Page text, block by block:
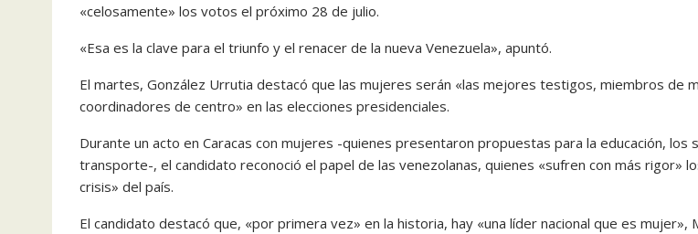
«celosamente» los votos el próximo 28 de julio.
«Esa es la clave para el triunfo y el renacer de la nueva Venezuela», apuntó.
El martes, González Urrutia destacó que las mujeres serán «las mejores testigos, miembros de
coordinadores de centro» en las elecciones presidenciales.
Durante un acto en Caracas con mujeres -quienes presentaron propuestas para la educación, los
transporte-, el candidato reconoció el papel de las venezolanas, quienes «sufren con más rigor»
crisis» del país.
El candidato destacó que, «por primera vez» en la historia, hay «una líder nacional que es mujer»,